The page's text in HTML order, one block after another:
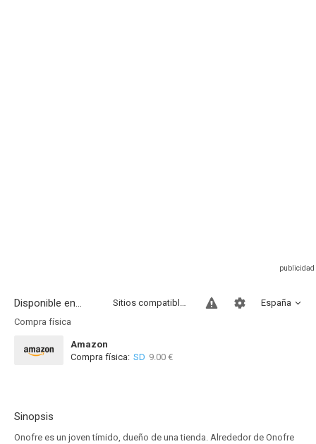
Disponible en... España
Sitios compatibles
Compra física
Amazon
Compra física: SD 9.00 €
Sinopsis
Onofre es un joven tímido, dueño de una tienda. Alrededor de Onofre